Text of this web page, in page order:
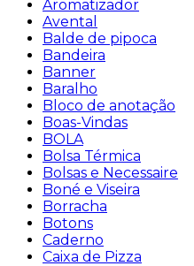
Aromatizador
Avental
Balde de pipoca
Bandeira
Banner
Baralho
Bloco de anotação
Boas-Vindas
BOLA
Bolsa Térmica
Bolsas e Necessaire
Boné e Viseira
Borracha
Botons
Caderno
Caixa de Pizza